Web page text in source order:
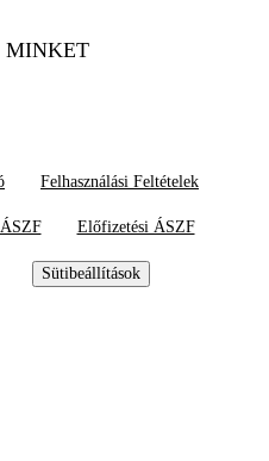
MINKET
Felhasználási Feltételek
Előfizetési ÁSZF
Sütibeállítások